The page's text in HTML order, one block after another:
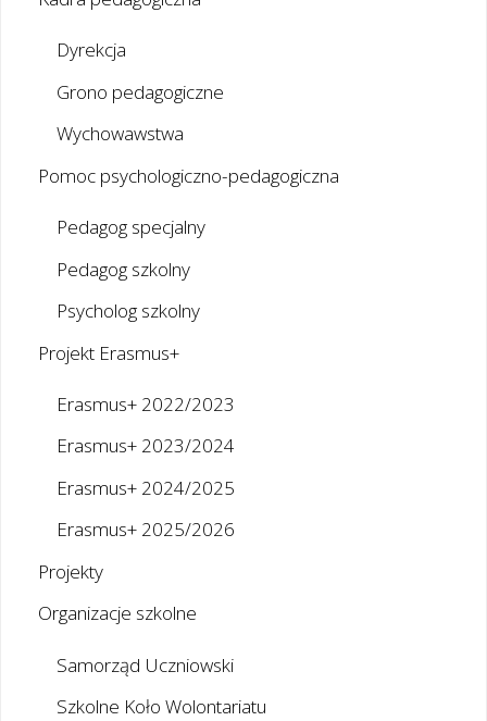
Dyrekcja
Grono pedagogiczne
Wychowawstwa
Pomoc psychologiczno-pedagogiczna
Pedagog specjalny
Pedagog szkolny
Psycholog szkolny
Projekt Erasmus+
Erasmus+ 2022/2023
Erasmus+ 2023/2024
Erasmus+ 2024/2025
Erasmus+ 2025/2026
Projekty
Organizacje szkolne
Samorząd Uczniowski
Szkolne Koło Wolontariatu